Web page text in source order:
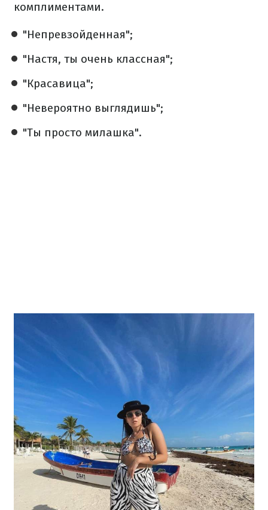
комплиментами.
"Непревзойденная";
"Настя, ты очень классная";
"Красавица";
"Невероятно выглядишь";
"Ты просто милашка".